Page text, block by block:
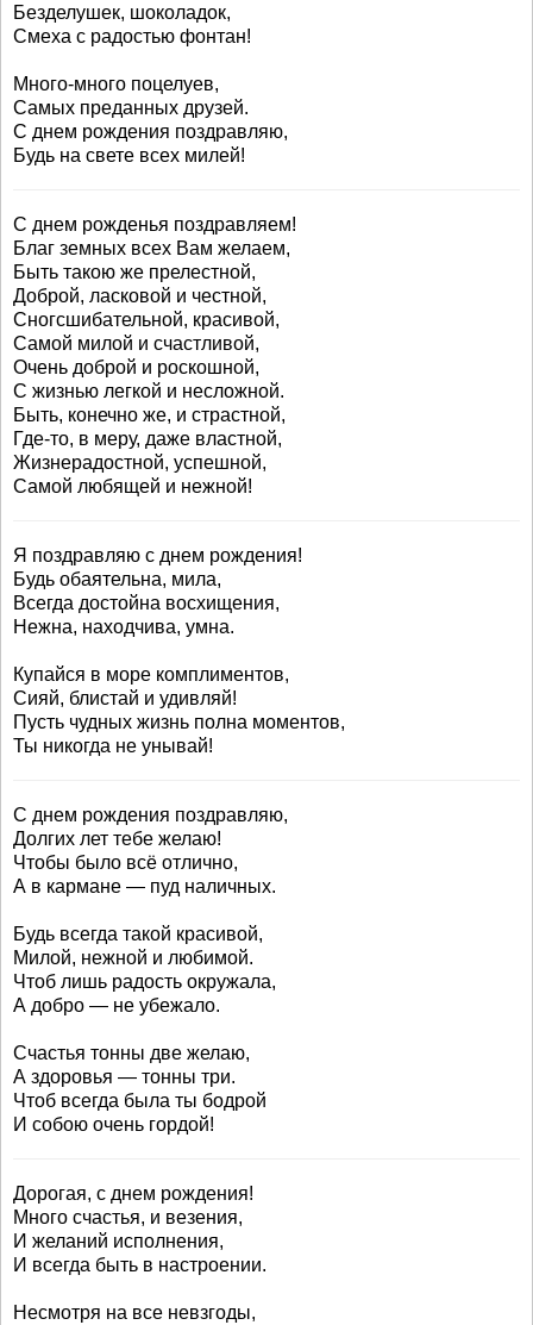
Безделушек, шоколадок,
Смеха с радостью фонтан!
Много-много поцелуев,
Самых преданных друзей.
С днем рождения поздравляю,
Будь на свете всех милей!
С днем рожденья поздравляем!
Благ земных всех Вам желаем,
Быть такою же прелестной,
Доброй, ласковой и честной,
Сногсшибательной, красивой,
Самой милой и счастливой,
Очень доброй и роскошной,
С жизнью легкой и несложной.
Быть, конечно же, и страстной,
Где-то, в меру, даже властной,
Жизнерадостной, успешной,
Самой любящей и нежной!
Я поздравляю с днем рождения!
Будь обаятельна, мила,
Всегда достойна восхищения,
Нежна, находчива, умна.
Купайся в море комплиментов,
Сияй, блистай и удивляй!
Пусть чудных жизнь полна моментов,
Ты никогда не унывай!
С днем рождения поздравляю,
Долгих лет тебе желаю!
Чтобы было всё отлично,
А в кармане — пуд наличных.
Будь всегда такой красивой,
Милой, нежной и любимой.
Чтоб лишь радость окружала,
А добро — не убежало.
Счастья тонны две желаю,
А здоровья — тонны три.
Чтоб всегда была ты бодрой
И собою очень гордой!
Дорогая, с днем рождения!
Много счастья, и везения,
И желаний исполнения,
И всегда быть в настроении.
Несмотря на все невзгоды,